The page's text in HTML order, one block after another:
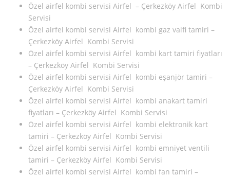
Özel airfel kombi servisi Airfel – Çerkezköy Airfel Kombi
Servisi
Özel airfel kombi servisi Airfel kombi gaz valfi tamiri –
Çerkezköy Airfel Kombi Servisi
Özel airfel kombi servisi Airfel kombi kart tamiri fiyatları
– Çerkezköy Airfel Kombi Servisi
Özel airfel kombi servisi Airfel kombi eşanjör tamiri –
Çerkezköy Airfel Kombi Servisi
Özel airfel kombi servisi Airfel kombi anakart tamiri
fiyatları – Çerkezköy Airfel Kombi Servisi
Özel airfel kombi servisi Airfel kombi elektronik kart
tamiri – Çerkezköy Airfel Kombi Servisi
Özel airfel kombi servisi Airfel kombi emniyet ventili
tamiri – Çerkezköy Airfel Kombi Servisi
Özel airfel kombi servisi Airfel kombi fan tamiri –